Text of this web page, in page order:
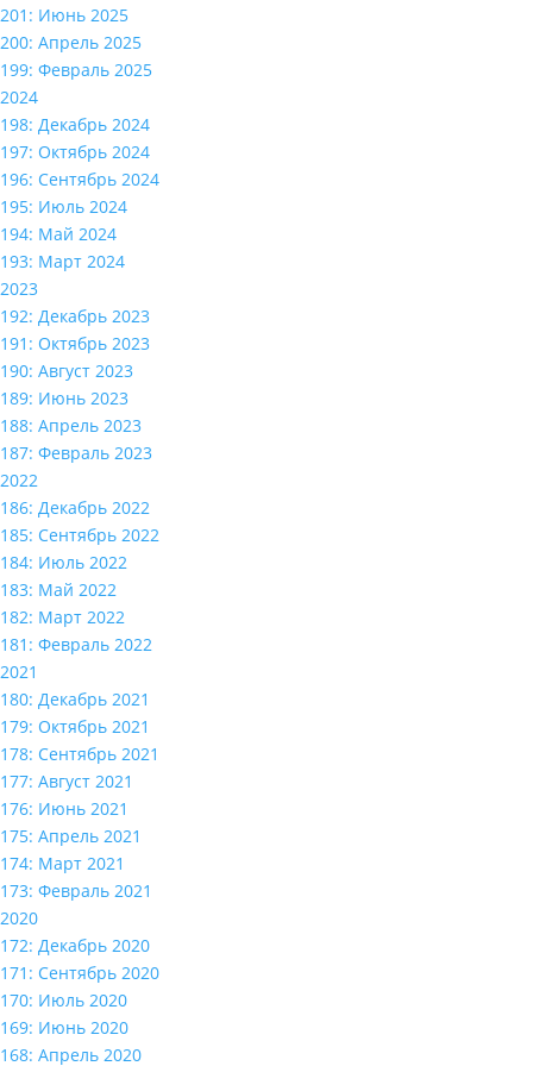
201: Июнь 2025
200: Апрель 2025
199: Февраль 2025
2024
198: Декабрь 2024
197: Октябрь 2024
196: Сентябрь 2024
195: Июль 2024
194: Май 2024
193: Март 2024
2023
192: Декабрь 2023
191: Октябрь 2023
190: Август 2023
189: Июнь 2023
188: Апрель 2023
187: Февраль 2023
2022
186: Декабрь 2022
185: Сентябрь 2022
184: Июль 2022
183: Май 2022
182: Март 2022
181: Февраль 2022
2021
180: Декабрь 2021
179: Октябрь 2021
178: Сентябрь 2021
177: Август 2021
176: Июнь 2021
175: Апрель 2021
174: Март 2021
173: Февраль 2021
2020
172: Декабрь 2020
171: Сентябрь 2020
170: Июль 2020
169: Июнь 2020
168: Апрель 2020